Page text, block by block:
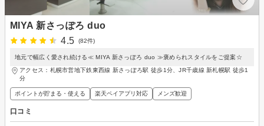
MIYA 新さっぽろ duo
4.5
(82件)
地元で幅広く愛され続ける≪ MIYA 新さっぽろ duo ≫褒められスタイルをご提案☆
アクセス：札幌市営地下鉄東西線 新さっぽろ駅 徒歩1分、JR千歳線 新札幌駅 徒歩1
分
ポイントが貯まる・使える 楽天ペイアプリ対応 メンズ歓迎
口コミ